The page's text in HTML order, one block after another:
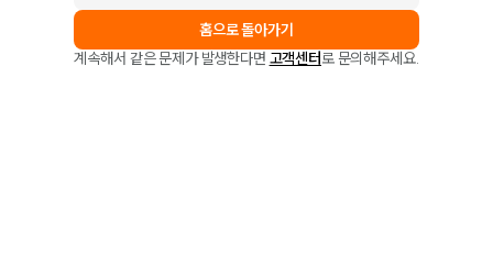
홈으로 돌아가기
계속해서 같은 문제가 발생한다면 고객센터로 문의해주세요.